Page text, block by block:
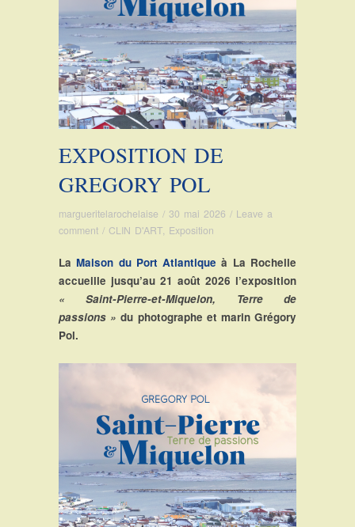
EXPOSITION DE
GREGORY POL
margueritelarochelaise / 30 mai 2026 / Leave a
comment / CLIN D'ART, Exposition
La Maison du Port Atlantique à La Rochelle
accueille jusqu’au 21 août 2026 l’exposition
« Saint-Pierre-et-Miquelon, Terre de
passions » du photographe et marin Grégory
Pol.